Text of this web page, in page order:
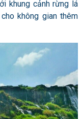
khung cảnh rừng lá
không gian thêm